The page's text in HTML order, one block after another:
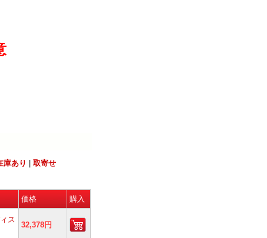
庫あり 取寄せ
価格 購入
ス
32,378円